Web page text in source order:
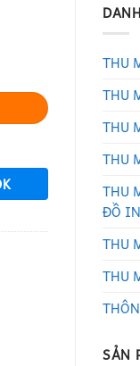
THU
THU
THU
THU
THU
ĐỒ
THU
THU
SẢN